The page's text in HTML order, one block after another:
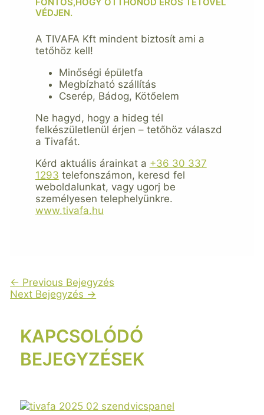
VÉDJEN.
A TIVAFA Kft mindent biztosít ami a
tetőhöz kell!
Minőségi épületfa
Megbízható szállítás
Cserép, Bádog, Kötőelem
Ne hagyd, hogy a hideg tél
felkészületlenül érjen – tetőhöz válaszd
a Tivafát.
Kérd aktuális árainkat a +36 30 337
1293 telefonszámon, keresd fel
weboldalunkat, vagy ugorj be
személyesen telephelyünkre.
www.tivafa.hu
← Previous Bejegyzés
Next Bejegyzés →
KAPCSOLÓDÓ
BEJEGYZÉSEK